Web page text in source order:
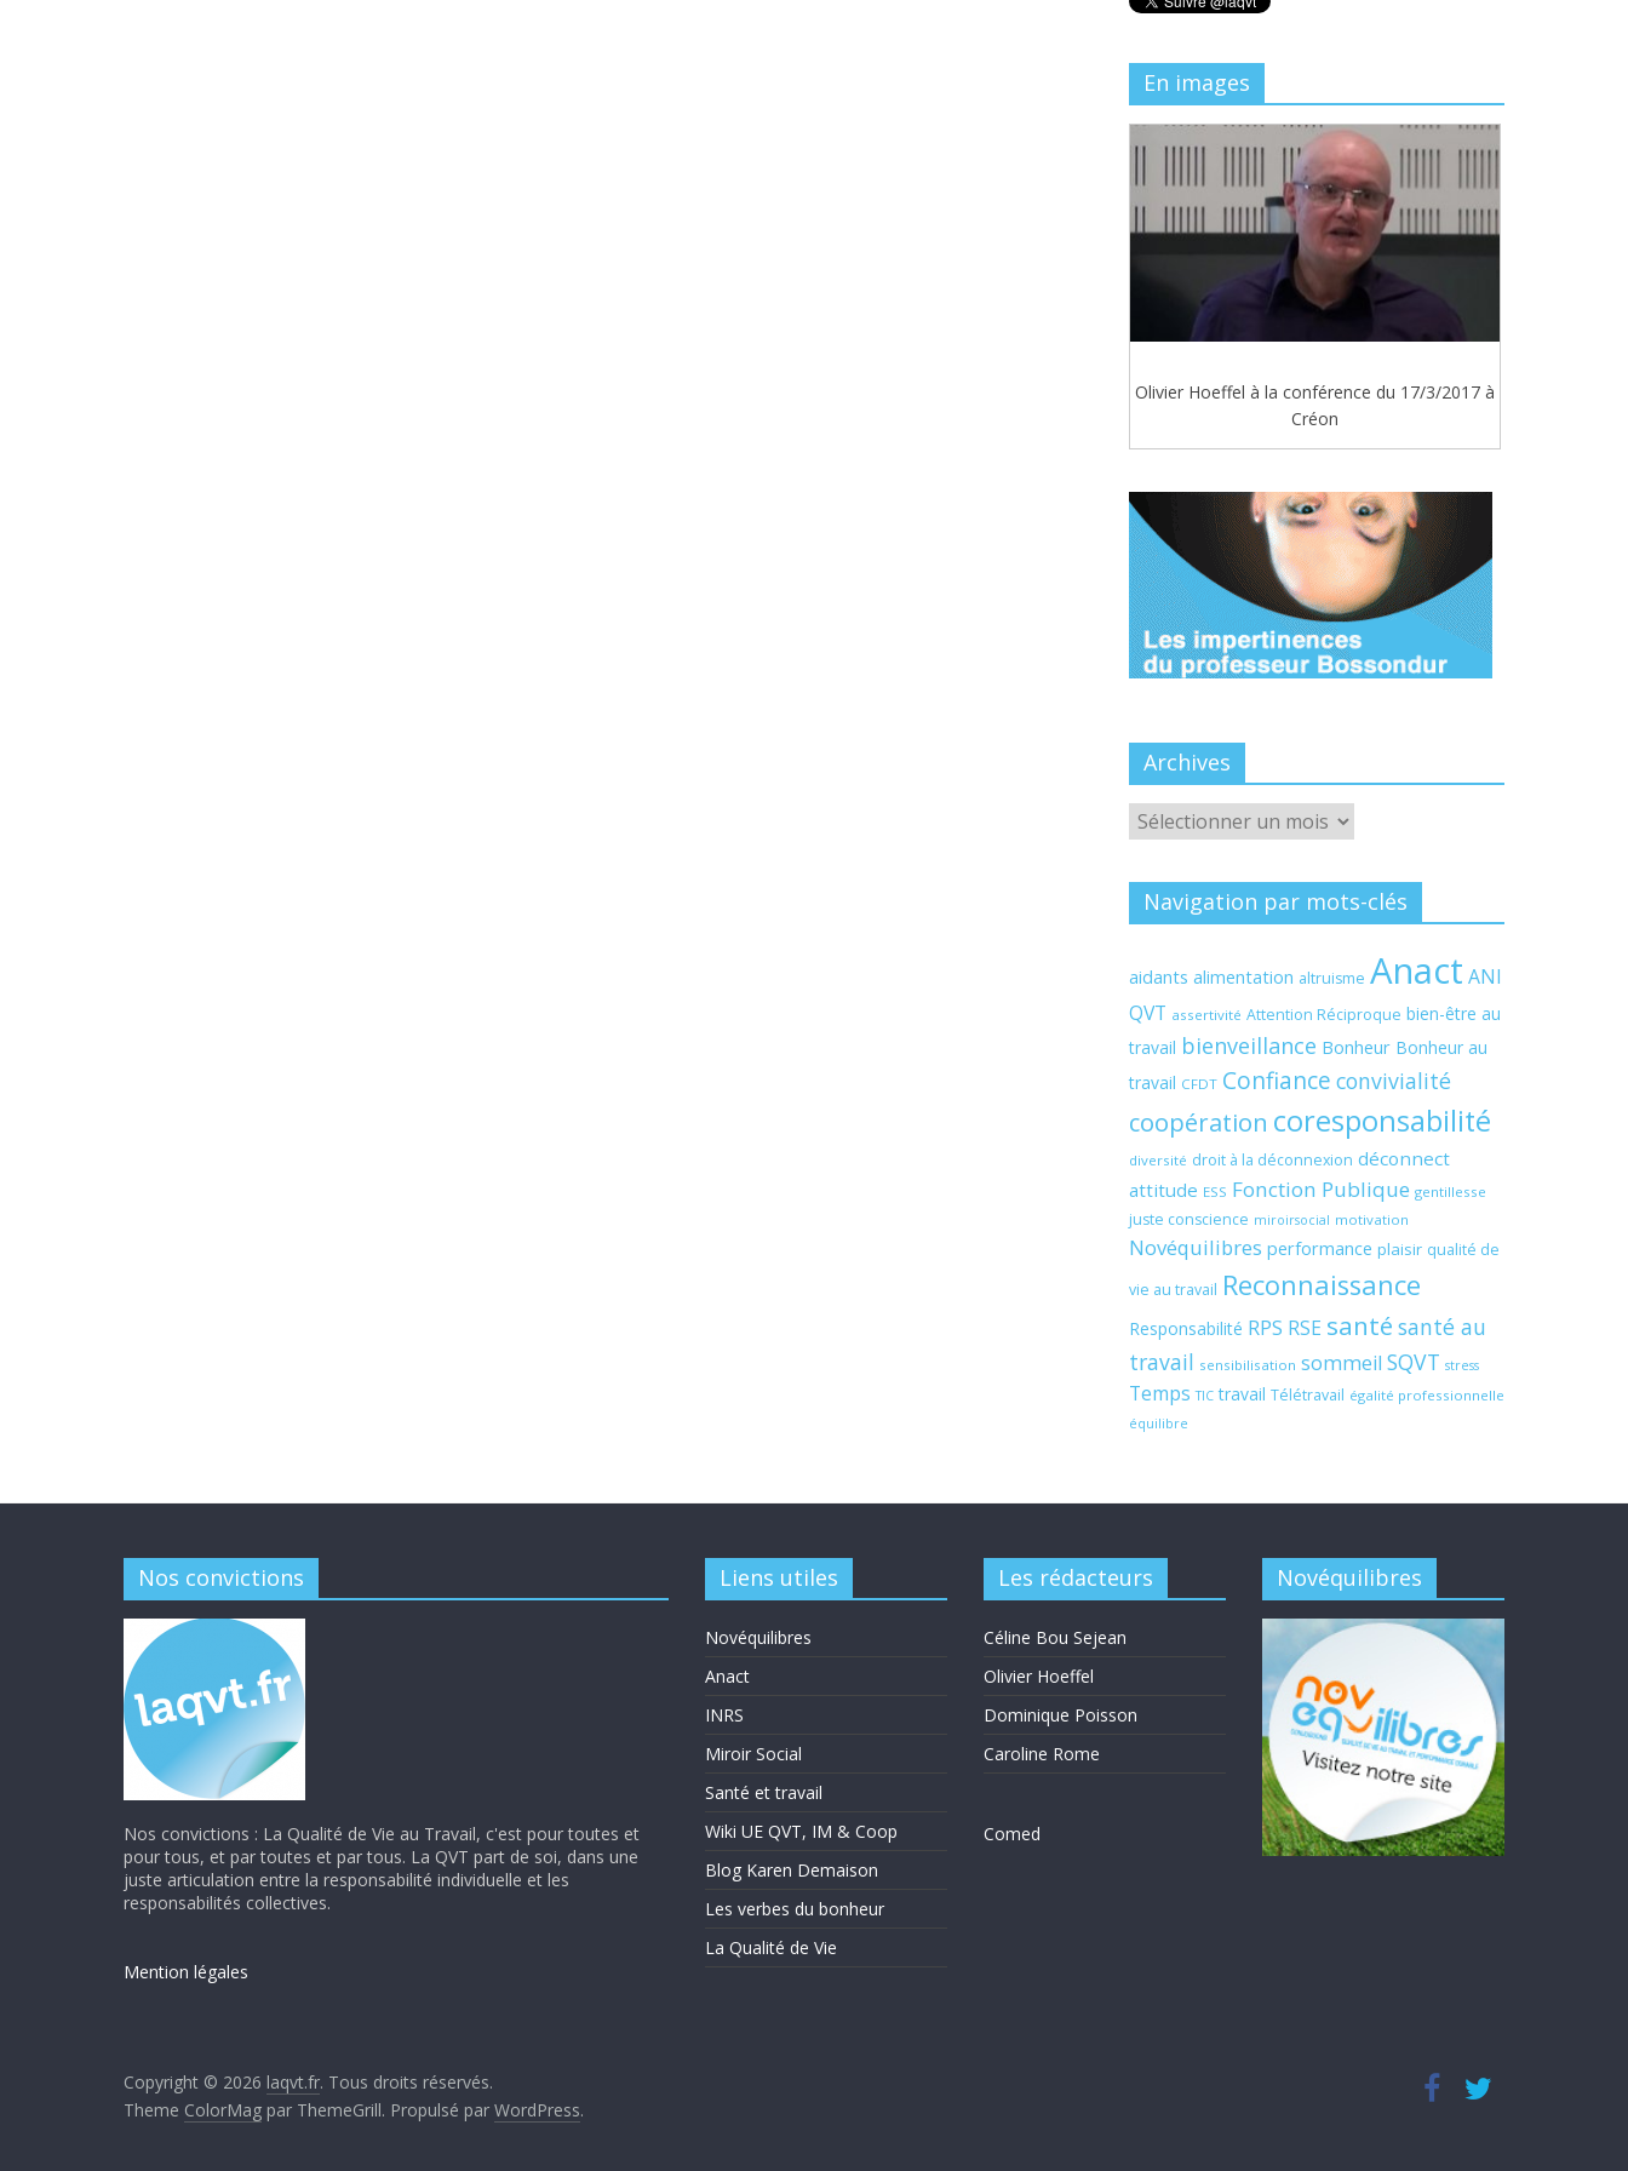
En images
Olivier Hoeffel à la conférence du 17/3/2017 à
Créon
Archives
Archives
Navigation par mots-clés
aidants alimentation altruisme Anact ANI
QVT assertivité Attention Réciproque bien-être au
travail bienveillance Bonheur Bonheur au
travail CFDT Confiance convivialité
coopération coresponsabilité
diversité droit à la déconnexion déconnect
attitude ESS Fonction Publique gentillesse
juste conscience miroirsocial motivation
Novéquilibres performance plaisir qualité de
vie au travail Reconnaissance
Responsabilité RPS RSE santé santé au
travail sensibilisation sommeil SQVT stress
Temps TIC travail Télétravail égalité professionnelle
équilibre
Nos convictions
Nos convictions : La Qualité de Vie au Travail, c'est pour toutes et
pour tous, et par toutes et par tous. La QVT part de soi, dans une
juste articulation entre la responsabilité individuelle et les
responsabilités collectives.
Mention légales
Liens utiles
Novéquilibres
Anact
INRS
Miroir Social
Santé et travail
Wiki UE QVT, IM & Coop
Blog Karen Demaison
Les verbes du bonheur
La Qualité de Vie
Les rédacteurs
Céline Bou Sejean
Olivier Hoeffel
Dominique Poisson
Caroline Rome
Comed
Novéquilibres
Copyright © 2026 laqvt.fr. Tous droits réservés.
Theme ColorMag par ThemeGrill. Propulsé par WordPress.